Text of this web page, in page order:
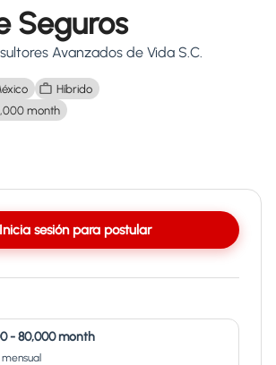
Seguros
Avanzados de Vida S.C.
Híbrido
month
Inicia sesión para postular
- 80,000 month